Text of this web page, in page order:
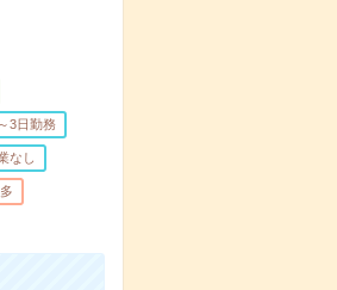
3日勤務
なし